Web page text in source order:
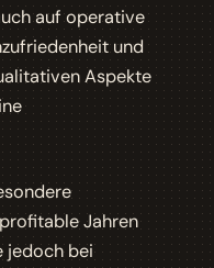
auf operative
und
Aspekte
Jahren
jedoch bei